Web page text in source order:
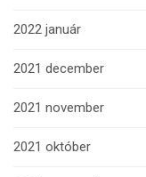
2022 január
2021 december
2021 november
2021 október